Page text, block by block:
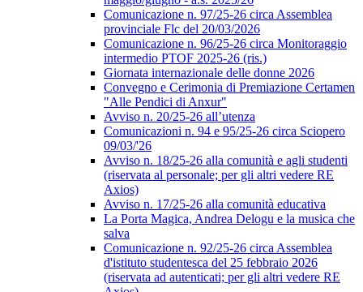
Comunicazione n. 97/25-26 circa Assemblea
provinciale Flc del 20/03/2026
Comunicazione n. 96/25-26 circa Monitoraggio
intermedio PTOF 2025-26 (ris.)
Giornata internazionale delle donne 2026
Convegno e Cerimonia di Premiazione Certamen
"Alle Pendici di Anxur"
Avviso n. 20/25-26 all’utenza
Comunicazioni n. 94 e 95/25-26 circa Sciopero
09/03/'26
Avviso n. 18/25-26 alla comunità e agli studenti
(riservata al personale; per gli altri vedere RE
Axios)
Avviso n. 17/25-26 alla comunità educativa
La Porta Magica, Andrea Delogu e la musica che
salva
Comunicazione n. 92/25-26 circa Assemblea
d'istituto studentesca del 25 febbraio 2026
(riservata ad autenticati; per gli altri vedere RE